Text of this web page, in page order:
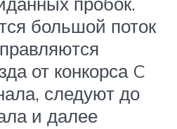
большой поток
от конкорса C
следуют до
и далее